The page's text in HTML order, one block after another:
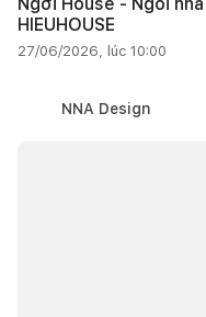
HIEUHOUSE
27/06/2026, lúc 10:00
NNA Design